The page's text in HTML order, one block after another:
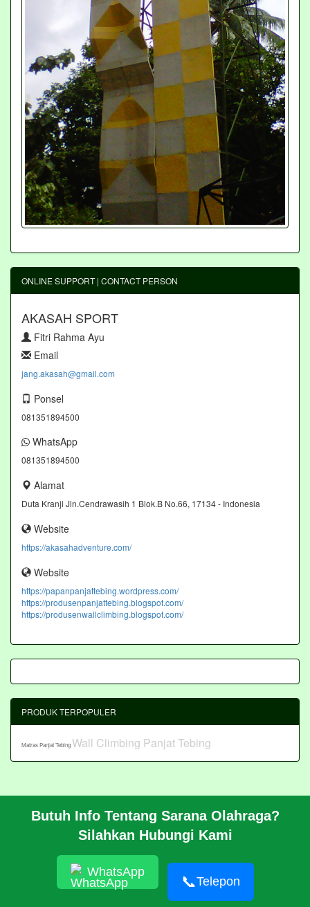
ONLINE SUPPORT | CONTACT PERSON
AKASAH SPORT
Fitri Rahma Ayu
Email
jang.akasah@gmail.com
Ponsel
081351894500
WhatsApp
081351894500
Alamat
Duta Kranji Jln.Cendrawasih 1 Blok.B No.66, 17134 - Indonesia
Website
https://akasahadventure.com/
Website
https://papanpanjattebing.wordpress.com/
https://produsenpanjattebing.blogspot.com/
https://produsenwallclimbing.blogspot.com/
Butuh Info Tentang Sarana Olahraga?
Silahkan Hubungi Kami
WhatsApp
📞Telepon
PRODUK TERPOPULER
Matras Panjat TebingWall Climbing Panjat Tebing
CARA PESAN
HUBUNGI KAMI
Pembangunan Wall Climbing Di PPLP Banten